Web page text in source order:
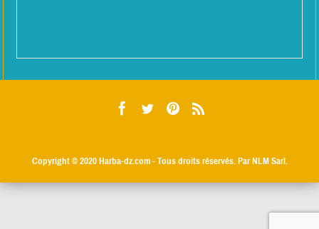
Copyright © 2020Harba-dz.com- Tous droits réservés. Par NLM Sarl.